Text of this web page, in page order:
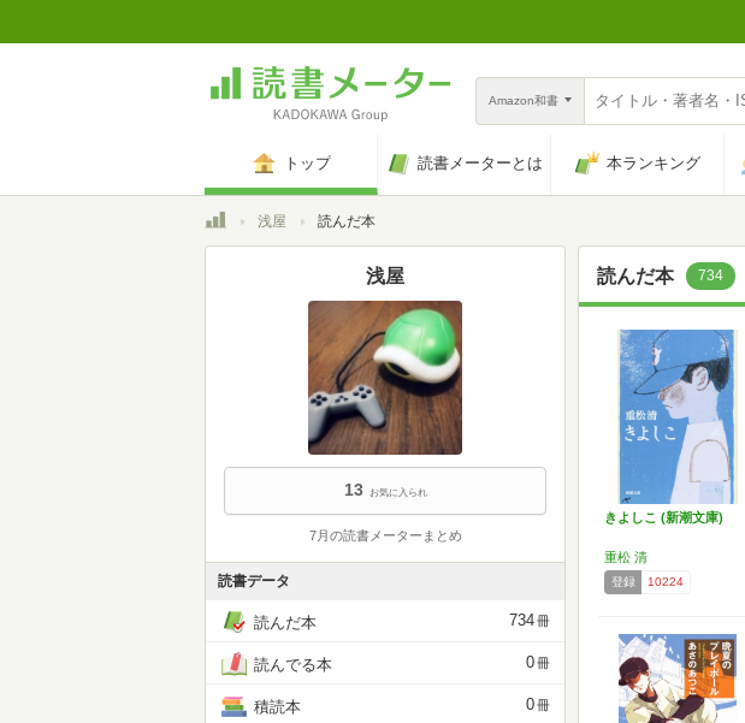
Amazon和書
トップ 読書メーターとは 本ランキング
トップ浅屋 読んだ本
読んだ本 734
きよしこ (新潮文庫)
重松 清
登録 10224
浅屋
13 お気に入られ
7月の読書メーターまとめ
読書データ
読んだ本 734冊
読んでる本 0冊
積読本 0冊